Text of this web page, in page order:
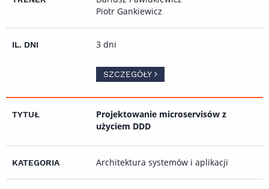
Piotr Gankiewicz
3 dni
SZCZEGÓŁY
Projektowanie microservisów z
użyciem DDD
Architektura systemów i aplikacji